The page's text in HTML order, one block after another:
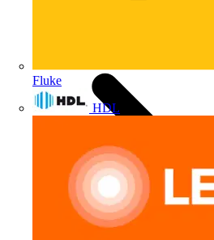
Fluke
HDL